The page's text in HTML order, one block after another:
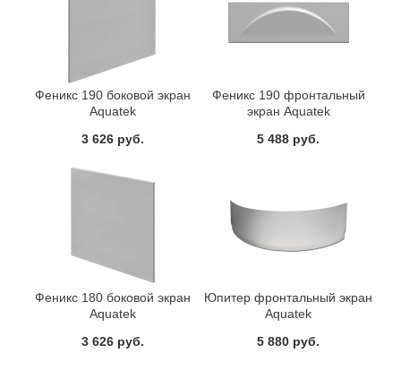
Феникс 190 боковой экран
Aquatek
3 626 руб.
Феникс 190 фронтальный
экран Aquatek
5 488 руб.
Феникс 180 боковой экран
Aquatek
3 626 руб.
Юпитер фронтальный экран
Aquatek
5 880 руб.